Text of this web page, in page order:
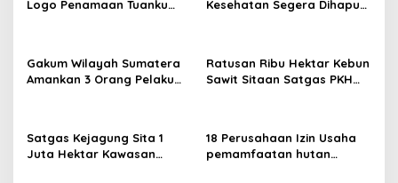
s
Logo Penamaan Tuanku
Kesehatan Segera Dihapus,
Gakum Wilayah Sumatera
Amankan 3 Orang Pelaku
Ratusan Ribu Hektar Kebun
Sawit Sitaan Satgas PKH
Satgas Kejagung Sita 1
Juta Hektar Kawasan
18 Perusahaan Izin Usaha
pemamfaatan hutan